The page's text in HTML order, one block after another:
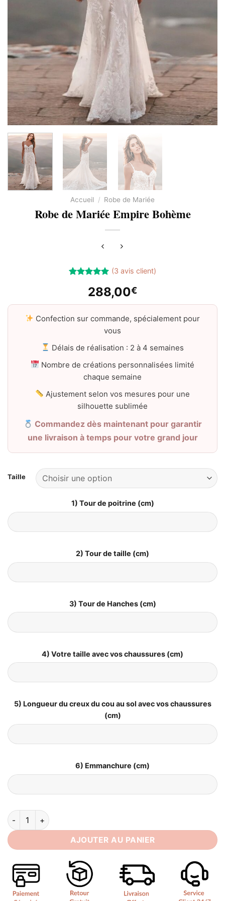
Accueil / Robe de Mariée
Robe de Mariée Empire Bohème
sur 5 basé
notations
client
(3 avis client)
288,00€
Confection sur commande, spécialement pour
vous
Délais de réalisation : 2 à 4 semaines
Nombre de créations personnalisées limité
chaque semaine
Ajustement selon vos mesures pour une
silhouette sublimée
Commandez dès maintenant pour garantir
une livraison à temps pour votre grand jour
Taille
1) Tour de poitrine (cm)
2) Tour de taille (cm)
3) Tour de Hanches (cm)
4) Votre taille avec vos chaussures (cm)
5) Longueur du creux du cou au sol avec vos chaussures
(cm)
6) Emmanchure (cm)
quantité de Robe de Mariée Empire Bohème
AJOUTER AU PANIER